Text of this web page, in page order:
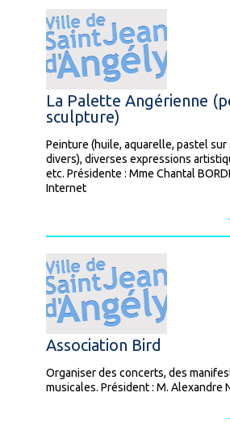
La Palette Angérienne
sculpture)
Peinture (huile, aquarelle, pastel sur
divers), diverses expressions
etc. Présidente : Mme Chantal
Internet
Association Bird
Organiser des concerts, des
musicales. Président : M. Alexandre